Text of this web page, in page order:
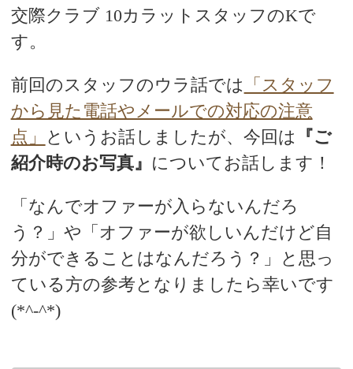
交際クラブ 10カラットスタッフのKで
す。
前回のスタッフのウラ話では
「スタッフ
から見た電話やメールでの対応の注意
点」
というお話しましたが、今回は
『ご
紹介時のお写真』 についてお話します！
「なんでオファーが入らないんだろ
う？」や「オファーが欲しいんだけど自
分ができることはなんだろう？」と思っ
ている方の参考となりましたら幸いです
(*^-^*)